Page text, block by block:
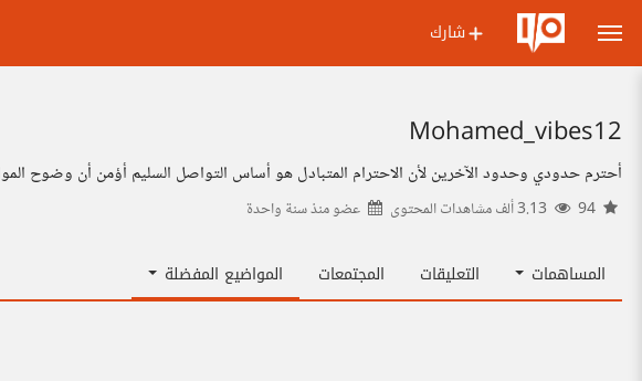
شارك
Mohamed_vibes12
أحترم حدودي وحدود الآخرين لأن الاحترام المتبادل هو أساس التواصل السليم أؤمن أن وضوح
عضو منذسنة واحدة
المساهمات التعليقات المجتمعات المواضيع المفضلة